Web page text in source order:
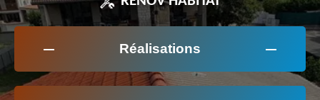
Réalisations